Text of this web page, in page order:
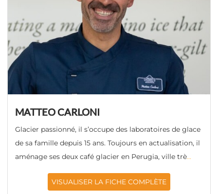
MATTEO CARLONI
Glacier passionné, il s’occupe des laboratoires de glace
de sa famille depuis 15 ans. Toujours en actualisation, il
aménage ses deux café glacier en Perugia, ville trè...
VISUALISER LA FICHE COMPLÈTE